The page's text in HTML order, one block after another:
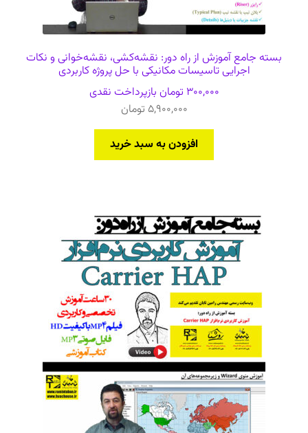
بسته جامع آموزش از راه دور: نقشه‌کشی، نقشه‌خوانی و نکات
اجرایی تاسیسات مکانیکی با حل پروژه کاربردی
300,000 تومان بازپرداخت نقدی
5,900,000 تومان
افزودن به سبد خرید